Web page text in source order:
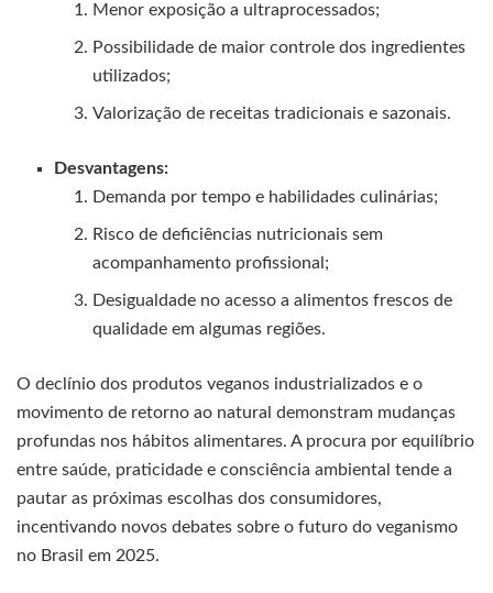
Menor exposição a ultraprocessados;
Possibilidade de maior controle dos ingredientes
utilizados;
Valorização de receitas tradicionais e sazonais.
Desvantagens:
Demanda por tempo e habilidades culinárias;
Risco de deficiências nutricionais sem
acompanhamento profissional;
Desigualdade no acesso a alimentos frescos de
qualidade em algumas regiões.
O declínio dos produtos veganos industrializados e o
movimento de retorno ao natural demonstram mudanças
profundas nos hábitos alimentares. A procura por equilíbrio
entre saúde, praticidade e consciência ambiental tende a
pautar as próximas escolhas dos consumidores,
incentivando novos debates sobre o futuro do veganismo
no Brasil em 2025.